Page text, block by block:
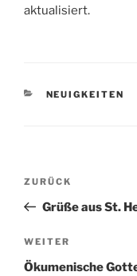
aktualisiert.
KATEGORIEN
NEUIGKEITEN
Vorheriger
Beitrag
ZURÜCK
Grüße aus St.
Nächster
Beitrag
WEITER
Ökumenische